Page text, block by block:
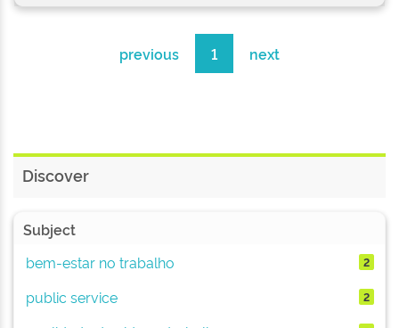
previous 1 next
Discover
Subject
bem-estar no trabalho
2
public service 2